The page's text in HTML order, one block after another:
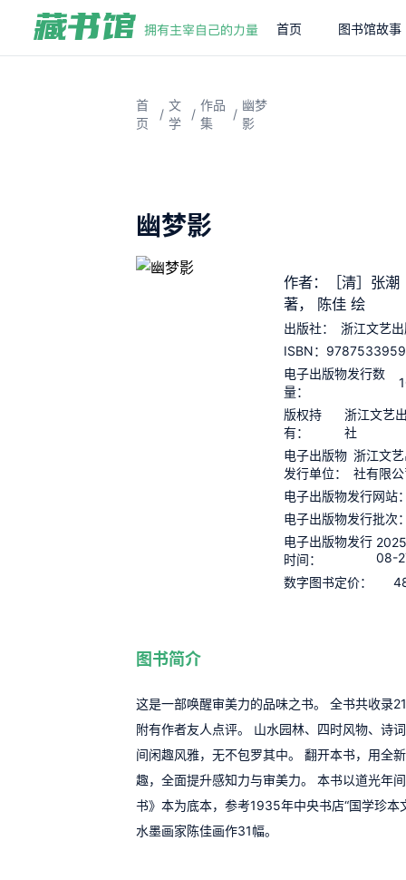
首页 图书馆故事
首
页
/
文
学
/
作品
集
/
幽梦
影
幽梦影
作者：［清］张潮
著， 陈佳 绘
出版社：
浙江文艺
ISBN：
电子出版物发行数
量：
版权持
有：
浙江文艺
社
电子出版物
发行单位：
浙江文
社有限
电子出版物发行网站
电子出版物发行批次
电子出版物发行
时间：
08-
数字图书定价：
图书简介
这是一部唤醒审美力的品味之书。 全书共收录
附有作者友人点评。 山水园林、四时风物、诗词
间闲趣风雅，无不包罗其中。 翻开本书，用全
趣，全面提升感知力与审美力。 本书以道光年
书》本为底本，参考1935年中央书店“国学珍本
水墨画家陈佳画作31幅。